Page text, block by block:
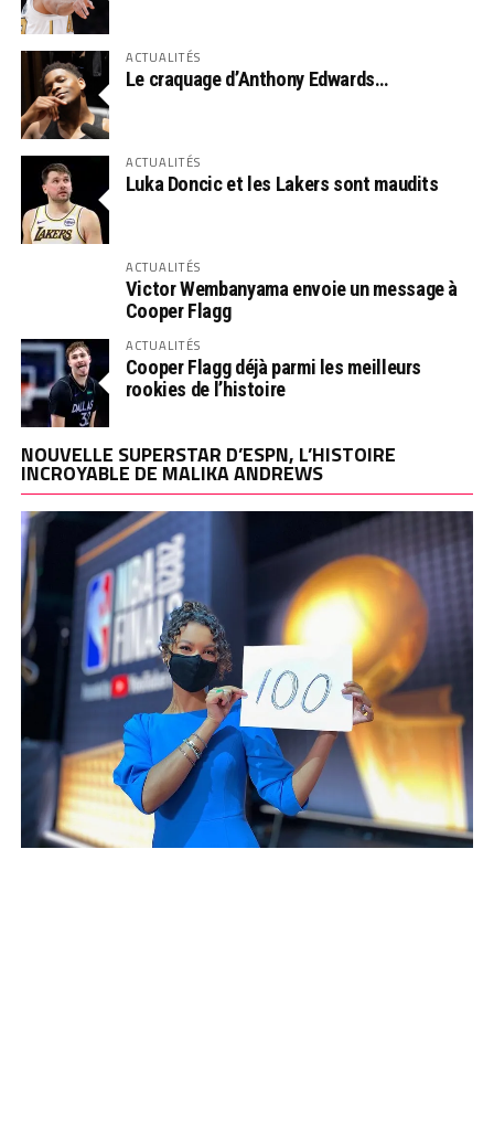
ACTUALITÉS
Le craquage d’Anthony Edwards…
ACTUALITÉS
Luka Doncic et les Lakers sont maudits
ACTUALITÉS
Victor Wembanyama envoie un message à
Cooper Flagg
ACTUALITÉS
Cooper Flagg déjà parmi les meilleurs
rookies de l’histoire
NOUVELLE SUPERSTAR D’ESPN, L’HISTOIRE
INCROYABLE DE MALIKA ANDREWS